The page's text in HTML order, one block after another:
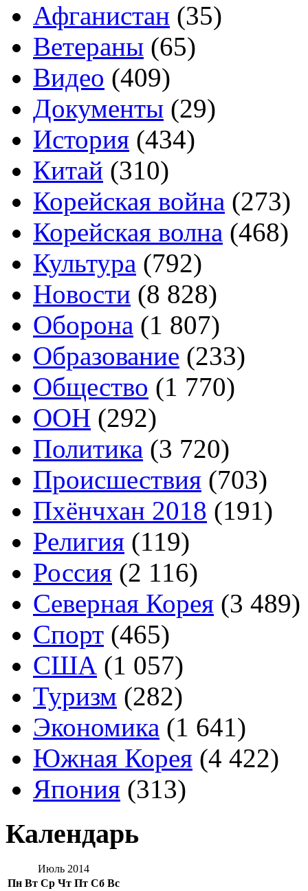
Афганистан (35)
Ветераны (65)
Видео (409)
Документы (29)
История (434)
Китай (310)
Корейская война (273)
Корейская волна (468)
Культура (792)
Новости (8 828)
Оборона (1 807)
Образование (233)
Общество (1 770)
ООН (292)
Политика (3 720)
Происшествия (703)
Пхёнчхан 2018 (191)
Религия (119)
Россия (2 116)
Северная Корея (3 489)
Спорт (465)
США (1 057)
Туризм (282)
Экономика (1 641)
Южная Корея (4 422)
Япония (313)
Календарь
Июль 2014
Пн Вт Ср Чт Пт Сб Вс